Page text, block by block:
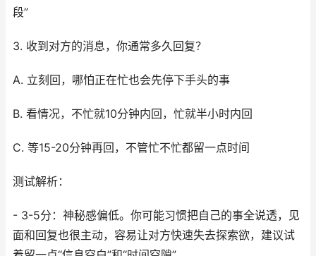
段”
3. 收到对方的消息，你通常多久回复？
A. 立刻回，哪怕正在忙也会先停下手头的事
B. 看情况，不忙就10分钟内回，忙就半小时内回
C. 等15-20分钟再回，不管忙不忙都留一点时间
测试解析：
- 3-5分：神秘感偏低。你可能习惯把自己的事全说透，见
面和回复也很主动，容易让对方快速失去探索欲，建议试